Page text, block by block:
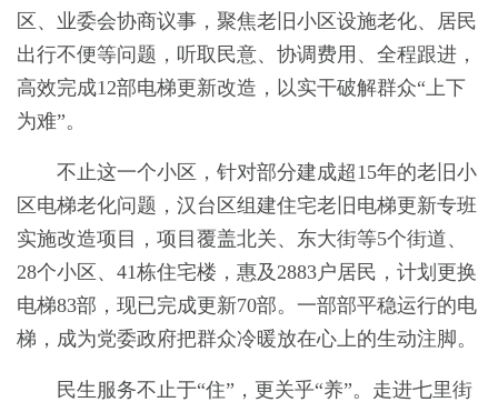
区、业委会协商议事，聚焦老旧小区设施老化、居民
出行不便等问题，听取民意、协调费用、全程跟进，
高效完成12部电梯更新改造，以实干破解群众“上下
为难”。
不止这一个小区，针对部分建成超15年的老旧小
区电梯老化问题，汉台区组建住宅老旧电梯更新专班
实施改造项目，项目覆盖北关、东大街等5个街道、
28个小区、41栋住宅楼，惠及2883户居民，计划更换
电梯83部，现已完成更新70部。一部部平稳运行的电
梯，成为党委政府把群众冷暖放在心上的生动注脚。
民生服务不止于“住”，更关乎“养”。走进七里街